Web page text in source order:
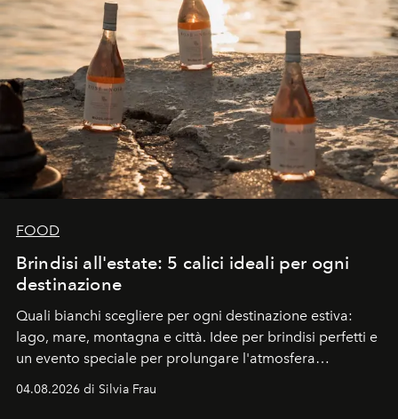
FOOD
Brindisi all'estate: 5 calici ideali per ogni
destinazione
Quali bianchi scegliere per ogni destinazione estiva:
lago, mare, montagna e città. Idee per brindisi perfetti e
un evento speciale per prolungare l'atmosfera
04.08.2026 di Silvia Frau